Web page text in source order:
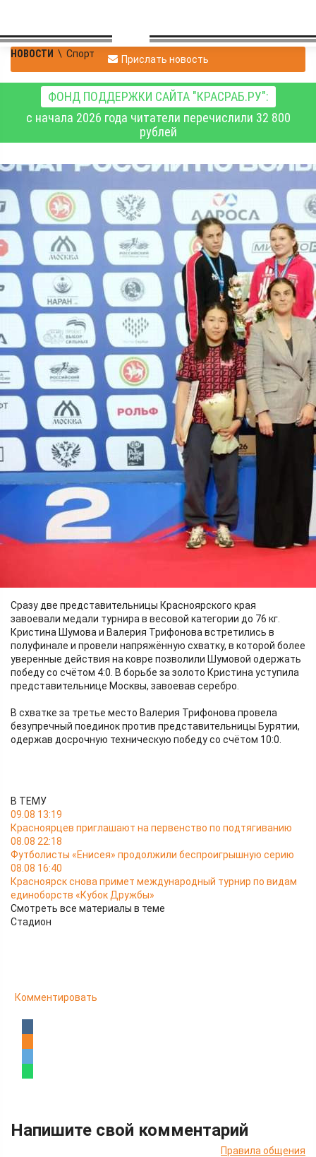
НОВОСТИ \ Спорт Прислать новость
ФОНД ПОДДЕРЖКИ САЙТА "КРАСРАБ.РУ":
с начала 2026 года читатели перечислили 32 800
рублей
Красноярские
спортсменки завоевали
две медали чемпионата
России по борьбе
Спорт
29.06.2026 09:50
349
Фото:
Федерация спортивной борьбы России
В Казани состоялся чемпионат России по женской борьбе. В
соревнованиях приняли участие 123 сильнейшие
спортсменки страны. Чемпионат прошёл в 10 весовых
категориях и стал ключевым этапом отбора в национальную
Сразу две представительницы Красноярского края
завоевали медали турнира в весовой категории до 76 кг.
Кристина Шумова и Валерия Трифонова встретились в
полуфинале и провели напряжённую схватку, в которой более
уверенные действия на ковре позволили Шумовой одержать
победу со счётом 4:0. В борьбе за золото Кристина уступила
представительнице Москвы, завоевав серебро.
В схватке за третье место Валерия Трифонова провела
безупречный поединок против представительницы Бурятии,
одержав досрочную техническую победу со счётом 10:0.
В ТЕМУ
09.08 13:19
Красноярцев приглашают на первенство по подтягиванию
08.08 22:18
Футболисты «Енисея» продолжили беспроигрышную серию
08.08 16:40
Красноярск снова примет международный турнир по видам
единоборств «Кубок Дружбы»
Смотреть все материалы в теме
Стадион
Комментировать
Напишите свой комментарий
Правила общения